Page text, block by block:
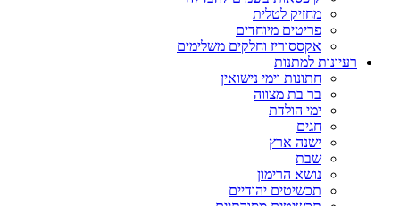
מחזיק לטלית
פריטים מיוחדים
אקססוריז וחלקים משלימים
רעיונות למתנות
חתונות וימי נישואין
בר בת מצווה
ימי הולדת
חגים
ישנה ארץ
שבת
נושא הרימון
תכשיטים יהודיים